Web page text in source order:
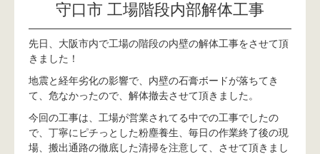
守口市 工場階段内部解体工事
先日、大阪市内で工場の階段の内壁の解体工事をさせて頂
きました！
地震と経年劣化の影響で、内壁の石膏ボードが落ちてき
て、危なかったので、解体撤去させて頂きました。
今回の工事は、工場が営業されてる中での工事でしたの
で、丁寧にピチっとした粉塵養生、毎日の作業終了後の現
場、搬出通路の徹底した清掃を注意して、させて頂きまし